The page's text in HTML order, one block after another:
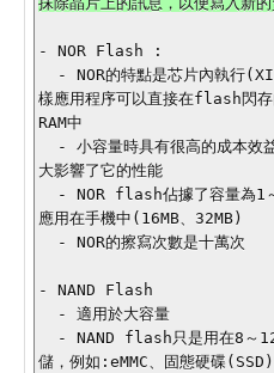
- NOR Flash :
樣應用程序可以直接在flash閃存
RAM中
大影響了它的性能
應用在手機中(16MB、32MB)
- NAND Flash
儲，例如:eMMC、固態硬碟